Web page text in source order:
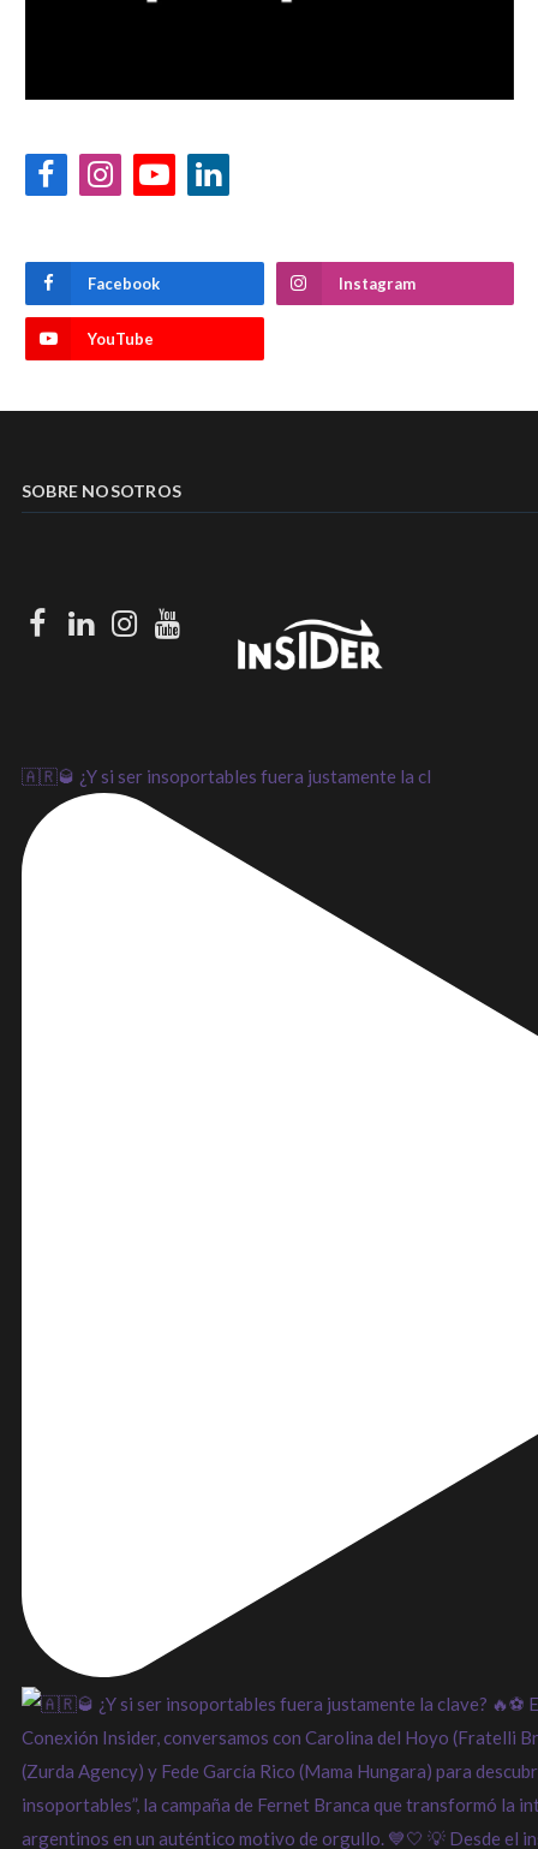
FacebookInstagramYouTubeLinkedIn
Facebook Instagram
YouTube
SOBRE NOSOTROS
Facebook
LinkedInInstagram
Youtube
🇦🇷🥃 ¿Y si ser insoportables fuera justamente la cl